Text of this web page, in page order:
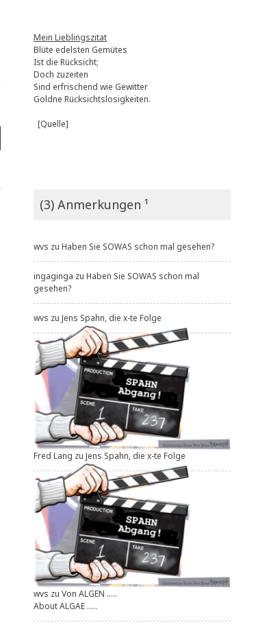
Mein Lieblingszitat
Blüte edelsten Gemütes
Ist die Rücksicht;
Doch zuzeiten
Sind erfrischend wie Gewitter
Goldne Rücksichtslosigkeiten.
[Quelle]
(3) Anmerkungen ¹
wvs zu Haben Sie SOWAS schon mal gesehen?
ingaginga zu Haben Sie SOWAS schon mal
gesehen?
wvs zu Jens Spahn, die x-te Folge
Fred Lang zu Jens Spahn, die x-te Folge
wvs zu Von ALGEN .....
About ALGAE .....